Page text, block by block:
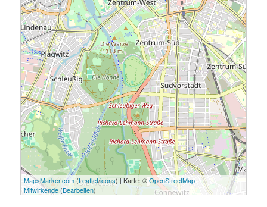
MapsMarker.com(Leaflet/icons) | Karte: ©OpenStreetMap-
Mitwirkende(Bearbeiten)